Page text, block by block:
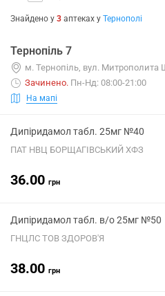
Знайдено у 3 аптеках у Тернополі
Тернопіль 7
м. Тернопіль, вул. Митрополита
Зачинено. Пн-Нд: 08:00-21:00
На мапі
Дипіридамол табл. 25мг №40
ПАТ НВЦ БОРЩАГІВСЬКИЙ ХФЗ
36.00 грн
Дипіридамол табл. в/о 25мг №50
ГНЦЛС ТОВ ЗДОРОВ'Я
38.00 грн